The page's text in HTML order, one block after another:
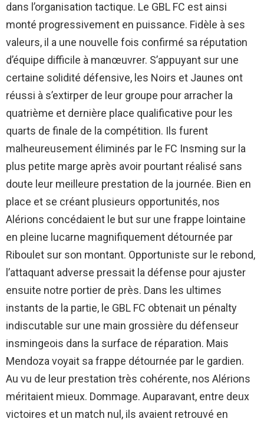
dans l’organisation tactique. Le GBL FC est ainsi
monté progressivement en puissance. Fidèle à ses
valeurs, il a une nouvelle fois confirmé sa réputation
d’équipe difficile à manœuvrer. S’appuyant sur une
certaine solidité défensive, les Noirs et Jaunes ont
réussi à s’extirper de leur groupe pour arracher la
quatrième et dernière place qualificative pour les
quarts de finale de la compétition. Ils furent
malheureusement éliminés par le FC Insming sur la
plus petite marge après avoir pourtant réalisé sans
doute leur meilleure prestation de la journée. Bien en
place et se créant plusieurs opportunités, nos
Alérions concédaient le but sur une frappe lointaine
en pleine lucarne magnifiquement détournée par
Riboulet sur son montant. Opportuniste sur le rebond,
l’attaquant adverse pressait la défense pour ajuster
ensuite notre portier de près. Dans les ultimes
instants de la partie, le GBL FC obtenait un pénalty
indiscutable sur une main grossière du défenseur
insmingeois dans la surface de réparation. Mais
Mendoza voyait sa frappe détournée par le gardien.
Au vu de leur prestation très cohérente, nos Alérions
méritaient mieux. Dommage. Auparavant, entre deux
victoires et un match nul, ils avaient retrouvé en